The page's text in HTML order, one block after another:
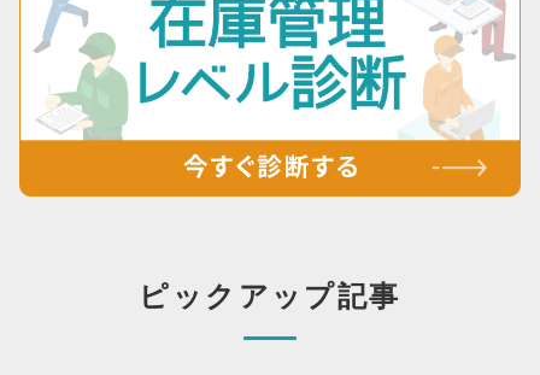
ピックアップ記事